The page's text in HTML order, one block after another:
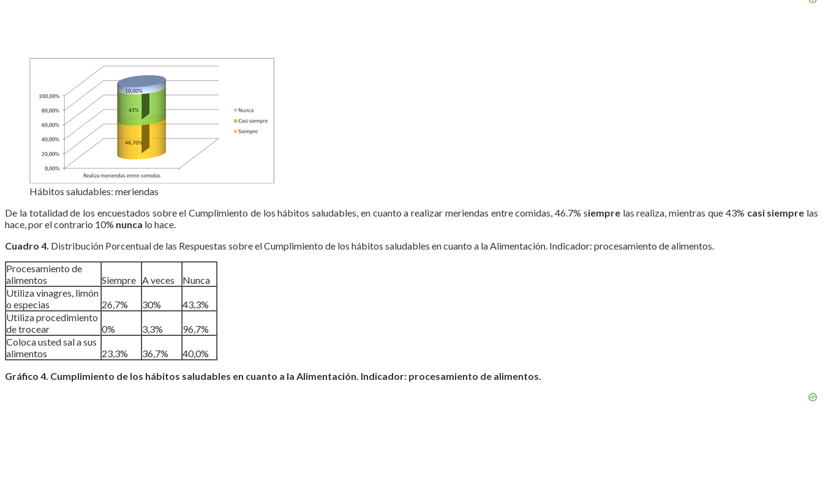
Hábitos saludables: meriendas
De la totalidad de los encuestados sobre el Cumplimiento de los hábitos saludables, en cuanto a realizar meriendas entre comidas, 46.7% siemprelas realiza, mientras que 43% casi siempre las
hace, por el contrario 10% nunca lo hace.
Cuadro 4. Distribución Porcentual de las Respuestas sobre el Cumplimiento de los hábitos saludables en cuanto a la Alimentación. Indicador: procesamiento de alimentos.
Procesamiento de
alimentos
Siempre A veces
Nunca
Utiliza vinagres, limón
o especias
26,7% 30%
43,3%
Utiliza procedimiento
de trocear
0% 3,3%
96,7%
Coloca usted sal a sus
alimentos
23,3% 36,7%
40,0%
Gráfico 4. Cumplimiento de los hábitos saludables en cuanto a la Alimentación. Indicador: procesamiento de alimentos.